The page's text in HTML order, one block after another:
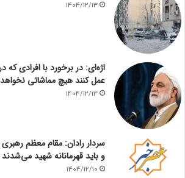
1404/12/13
اژه‌ای: در برخورد با افرادی که
عمل کنند هیچ مماشاتی
1404/12/13
سردار رادان: مقام معظم رهبری
و باید قهرمانانه شهید می‌شدند
1404/12/10